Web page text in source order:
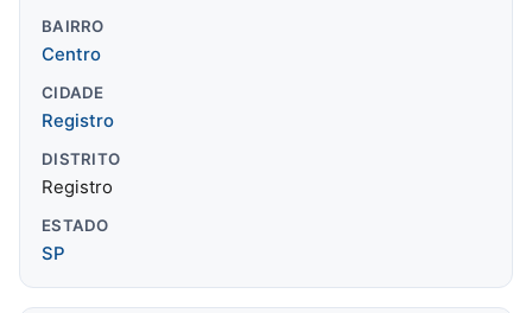
BAIRRO
Centro
CIDADE
Registro
DISTRITO
Registro
ESTADO
SP